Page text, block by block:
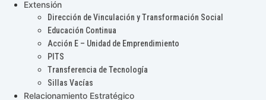
Extensión
Dirección de Vinculación y Transformación Social
Educación Continua
Acción E – Unidad de Emprendimiento
PITS
Transferencia de Tecnología
Sillas Vacías
Relacionamiento Estratégico